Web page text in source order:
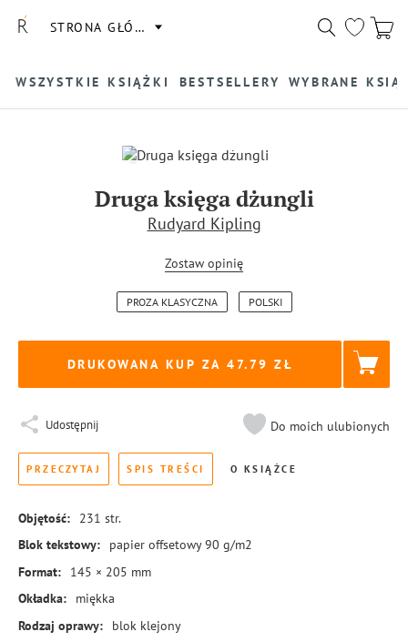
STRONA GŁÓWNA
WSZYSTKIE KSIĄŻKI BESTSELLERY WYBRANE
Druga księga dżungli
Rudyard Kipling
Zostaw opinię
PROZA KLASYCZNA POLSKI
DRUKOWANA KUP ZA 47.79
Udostępnij Do moich ulubionych
PRZECZYTAJ SPIS TREŚCI O KSIĄŻCE
Objętość: 231 str.
Blok tekstowy:
papier offsetowy 90 g/m2
Format:
145 × 205 mm
Okładka:
miękka
Rodzaj oprawy:
blok klejony